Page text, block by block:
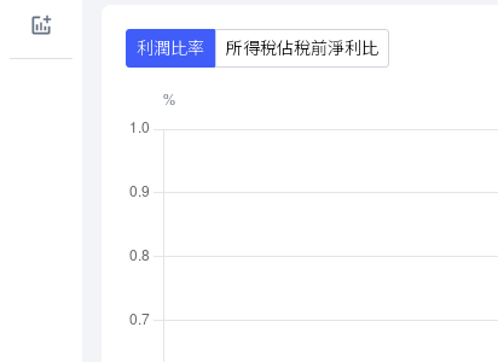
利潤比率 所得稅佔稅前淨利比